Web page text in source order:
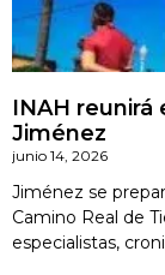
INAH reunirá
Jiménez
junio 14, 2026
Jiménez se
Camino Real de
especialistas,